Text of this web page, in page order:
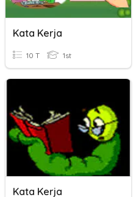
Kata Kerja
10 T 1st
Kata Kerja